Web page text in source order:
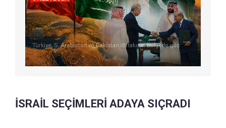
İSRAİL SEÇİMLERİ ADAYA SIÇRADI